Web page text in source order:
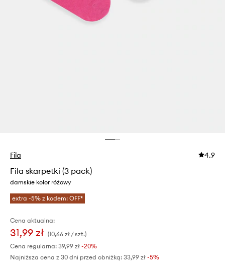
Fila 4.9
Fila skarpetki (3 pack)
damskie kolor różowy
extra -5% z kodem: OFF*
Cena aktualna:
31,99 zł (10,66 zł / szt.)
Cena regularna: 39,99 zł -20%
Najniższa cena z 30 dni przed obniżką: 33,99 zł -5%